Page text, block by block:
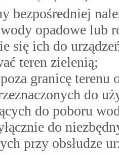
bezpośredniej
opadowe lub
się ich do
teren zielenią;
granicę
do
do poboru
do
przy obsłudze